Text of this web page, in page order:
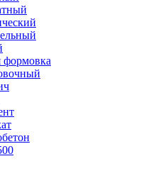
формовка